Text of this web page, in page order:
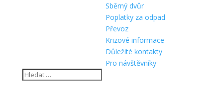
Sběrný dvůr
Poplatky za odpad
Převoz
Krizové informace
Důležité kontakty
Pro návštěvníky